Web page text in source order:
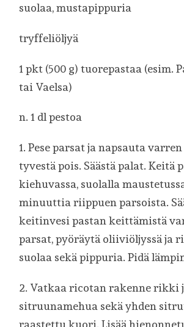
suolaa, mustapippuria
tryffeliöljyä
1 pkt (500 g) tuorepastaa (esim.
tai Vaelsa)
n. 1 dl pestoa
1. Pese parsat ja napsauta
tyvestä pois. Säästä palat. Keitä
kiehuvassa, suolalla
minuuttia riippuen parsoista.
keitinvesi pastan keittämistä
parsat, pyöräytä oliiviöljyssä ja
suolaa sekä pippuria. Pidä
2. Vatkaa ricotan rakenne rikki
sitruunamehua sekä yhden
raastettu kuori. Lisää